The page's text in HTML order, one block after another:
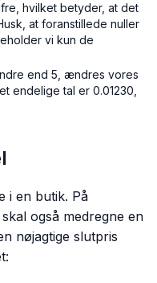
hvilket betyder, at det
at foranstillede nuller
vi kun de
end 5, ændres vores
endelige tal er 0.01230,
i en butik. På
også medregne en
nøjagtige slutpris